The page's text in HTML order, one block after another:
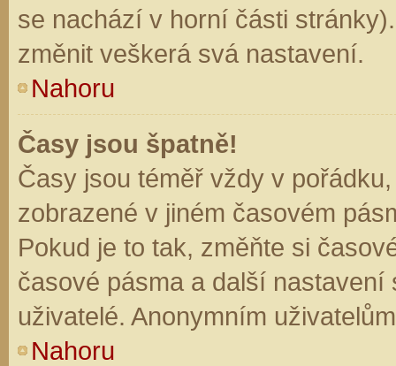
se nachází v horní části
změnit veškerá svá nastavení.
Nahoru
Časy jsou špatně!
Časy jsou téměř vždy v
zobrazené v jiném časovém
Pokud je to tak, změňte si
časové pásma a další
uživatelé. Anonymním
Nahoru